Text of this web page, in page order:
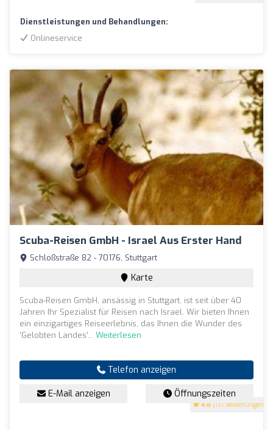
Dienstleistungen und Behandlungen:
Onlineservice
Scuba-Reisen GmbH - Israel Aus Erster Hand
4.8 (131 Bewertungen)
Schloßstraße 82 - 70176, Stuttgart
Karte
Scuba-Reisen GmbH, ansässig in Stuttgart, ist seit über 40
Jahren Ihr Spezialist für Reisen nach Israel. Wir bieten Ihnen
ein einzigartiges Reiseerlebnis, das Ihnen die Wunder des
'Gelobten Landes'... Weiterlesen
Telefon anzeigen
E-Mail anzeigen Öffnungszeiten